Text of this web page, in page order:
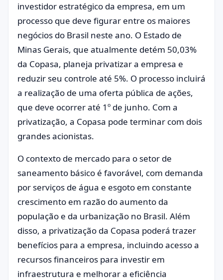
investidor estratégico da empresa, em um
processo que deve figurar entre os maiores
negócios do Brasil neste ano. O Estado de
Minas Gerais, que atualmente detém 50,03%
da Copasa, planeja privatizar a empresa e
reduzir seu controle até 5%. O processo incluirá
a realização de uma oferta pública de ações,
que deve ocorrer até 1º de junho. Com a
privatização, a Copasa pode terminar com dois
grandes acionistas.
O contexto de mercado para o setor de
saneamento básico é favorável, com demanda
por serviços de água e esgoto em constante
crescimento em razão do aumento da
população e da urbanização no Brasil. Além
disso, a privatização da Copasa poderá trazer
benefícios para a empresa, incluindo acesso a
recursos financeiros para investir em
infraestrutura e melhorar a eficiência